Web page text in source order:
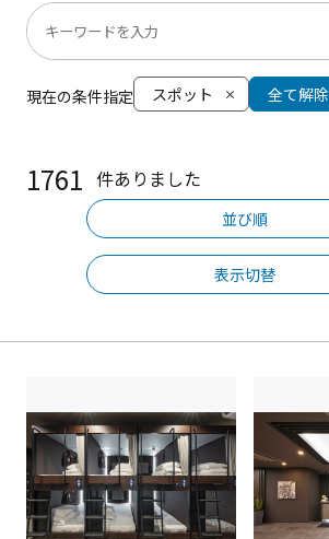
現在の条件指定 スポット 全て解除
1761 件ありました
並び順
表示切替